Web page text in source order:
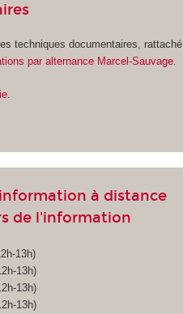
techniques documentaires, rattaché
par alternance Marcel-Sauvage.
.
à distance
de l'information
13h)
13h)
13h)
13h)